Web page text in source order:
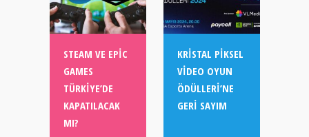
STEAM VE EPIC
GAMES
TÜRKIYE’DE
KAPATILACAK
MI?
KRISTAL PIKSEL
VIDEO OYUN
ÖDÜLLERI’NE
GERI SAYIM